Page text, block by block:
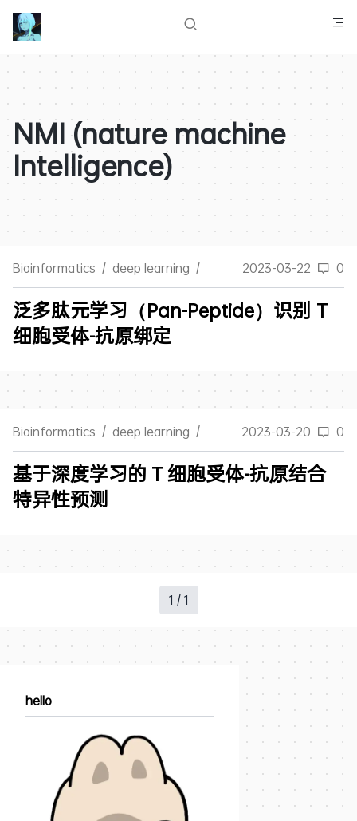
NMI (nature machine
Intelligence)
Bioinformatics / deep learning / 2023-03-22 0
泛多肽元学习（Pan-Peptide）识别 T
细胞受体-抗原绑定
Bioinformatics / deep learning / 2023-03-20 0
基于深度学习的 T 细胞受体-抗原结合
特异性预测
1 / 1
hello